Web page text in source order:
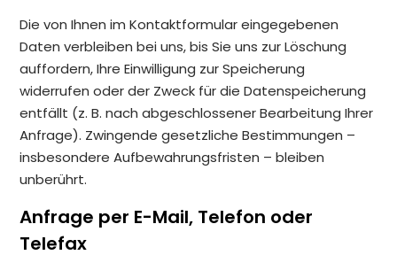
Die von Ihnen im Kontaktformular eingegebenen
Daten verbleiben bei uns, bis Sie uns zur Löschung
auffordern, Ihre Einwilligung zur Speicherung
widerrufen oder der Zweck für die Datenspeicherung
entfällt (z. B. nach abgeschlossener Bearbeitung Ihrer
Anfrage). Zwingende gesetzliche Bestimmungen –
insbesondere Aufbewahrungsfristen – bleiben
unberührt.
Anfrage per E-Mail, Telefon oder
Telefax